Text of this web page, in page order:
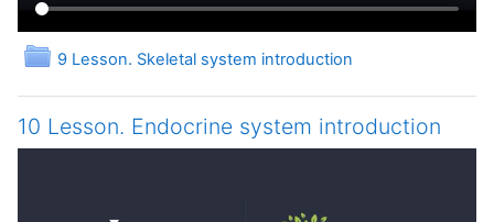
9 Lesson. Skeletal system introduction
Папка
10 Lesson. Endocrine system introduction